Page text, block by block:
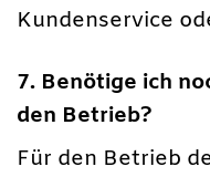
Kundenservice
7. Benötige ich
den Betrieb?
Für den Betrieb